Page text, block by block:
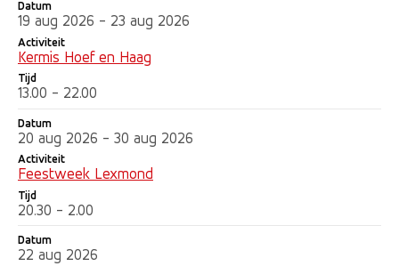
Datum
19 aug 2026 - 23 aug 2026
Activiteit
Kermis Hoef en Haag
Tijd
13.00 - 22.00
Datum
20 aug 2026 - 30 aug 2026
Activiteit
Feestweek Lexmond
Tijd
20.30 - 2.00
Datum
22 aug 2026